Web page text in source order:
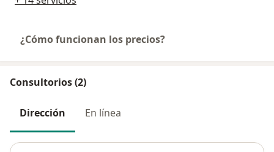
¿Cómo funcionan los precios?
Consultorios (2)
Dirección En línea